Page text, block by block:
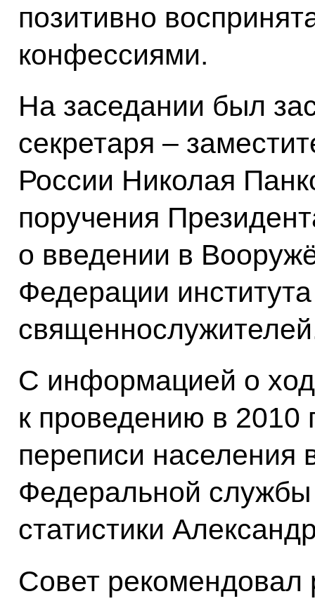
позитивно
конфессиями.
На заседании был
секретаря –
России Николая
поручения
о введении в
Федерации
С информацией о
к проведению в 2010
переписи населения
Федеральной службы
статистики
Совет рекомендовал